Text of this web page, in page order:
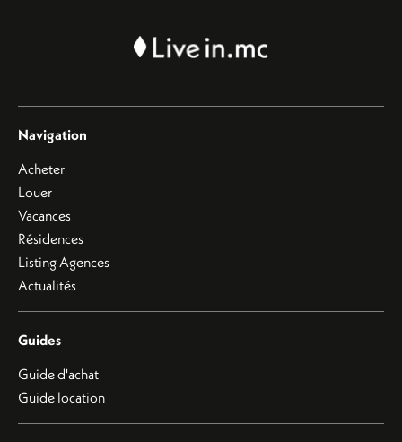
Navigation
Acheter
Louer
Vacances
Résidences
Listing Agences
Actualités
Guides
Guide d'achat
Guide location